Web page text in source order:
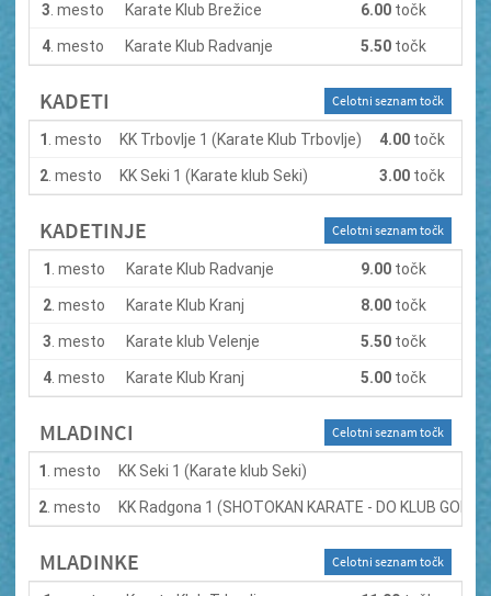
3 . mesto Karate Klub Brežice 6.00 točk
4 . mesto Karate Klub Radvanje 5.50 točk
KADETI Celotni seznam točk
1 . mesto KK Trbovlje 1 (Karate Klub Trbovlje) 4.00 točk
2. mesto KK Seki 1 (Karate klub Seki) 3.00 točk
KADETINJE Celotni seznam točk
1 . mesto Karate Klub Radvanje 9.00 točk
2. mesto Karate Klub Kranj 8.00 točk
3 . mesto Karate klub Velenje 5.50 točk
4. mesto Karate Klub Kranj 5.00 točk
MLADINCI Celotni seznam točk
1 . mesto KK Seki 1 (Karate klub Seki)
2 . mesto KK Radgona 1 (SHOTOKAN KARATE - DO KLUB
MLADINKE Celotni seznam točk